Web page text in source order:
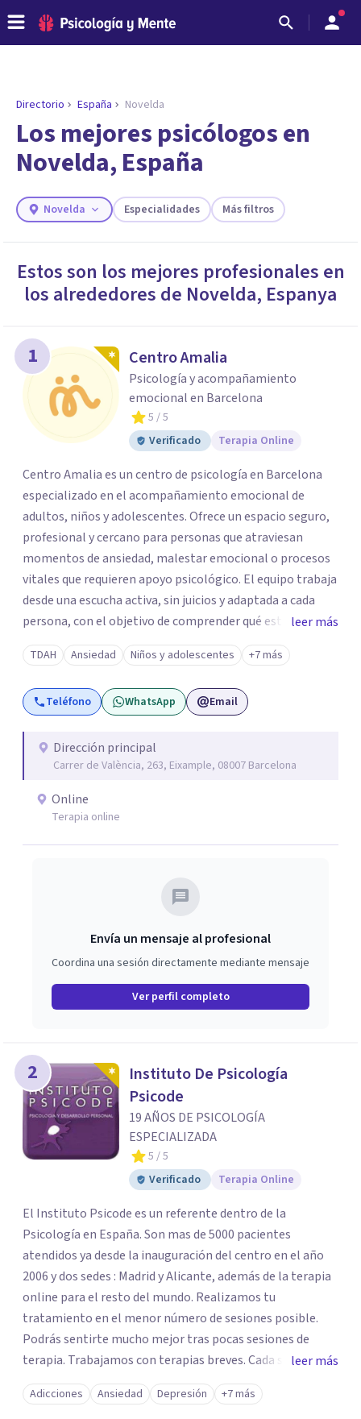
ENCONTRAR MI TERAPEUTA
¿Necesitas ayuda para encontrar el
psicólogo adecuado?
Responde a unas breves preguntas y te ofreceremos
necesidades.
Directorio España Novelda
Los mejores psicólogos en
Novelda, España
Novelda Especialidades Más filtros
Estos son los mejores profesionales en
los alrededores de Novelda, Espanya
1 Centro Amalia
Psicología y acompañamiento
emocional en Barcelona
5 / 5
Verificado
Terapia Online
Centro Amalia es un centro de psicología en Barcelona
especializado en el acompañamiento emocional de
adultos, niños y adolescentes. Ofrece un espacio seguro,
profesional y cercano para personas que atraviesan
momentos de ansiedad, malestar emocional o procesos
vitales que requieren apoyo psicológico. El equipo trabaja
desde una escucha activa, sin juicios y adaptada a cada
persona, con el objetivo de comprender qué está
ocurriendo y facilitar herramientas para avanzar con
mayor equilibrio y bienestar. La intervención se realiza en
un entorno confidencial y tranquilo, cuidando el ritmo y
las necesidades de cada proceso terapéutico. En Centro
el trauma, la depresión y otros retos emocionales, así
como procesos de crecimiento personal y
respetuoso, humano y orientado a generar un espacio de
leer más
TDAH Ansiedad Niños y adolescentes +7 más
Teléfono WhatsApp Email
Dirección principal
Carrer de València, 263, Eixample, 08007 Barcelona
Online
Terapia online
Envía un mensaje al profesional
Coordina una sesión directamente mediante mensaje
Ver perfil completo
2
Instituto De Psicología
Psicode
19 AÑOS DE PSICOLOGÍA
ESPECIALIZADA
5 / 5
Verificado
Terapia Online
El Instituto Psicode es un referente dentro de la
Psicología en España. Son mas de 5000 pacientes
atendidos ya desde la inauguración del centro en el año
2006 y dos sedes : Madrid y Alicante, además de la terapia
online para el resto del mundo. Realizamos tu
tratamiento en el menor número de sesiones posible.
Podrás sentirte mucho mejor tras pocas sesiones de
terapia. Trabajamos con terapias breves. Cada sesión de
terapia te resultará de utilidad y te ayudará a conseguir
tus objetivos. Entre nuestras especialidades destaca la
leer más
Adicciones Ansiedad Depresión +7 más